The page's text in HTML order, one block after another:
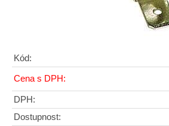
Kód:
Cena s DPH:
DPH:
Dostupnost: